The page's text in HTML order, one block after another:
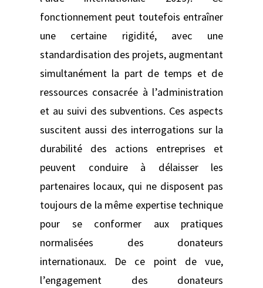
fonctionnement peut toutefois entraîner
une certaine rigidité, avec une
standardisation des projets, augmentant
simultanément la part de temps et de
ressources consacrée à l’administration
et au suivi des subventions. Ces aspects
suscitent aussi des interrogations sur la
durabilité des actions entreprises et
peuvent conduire à délaisser les
partenaires locaux, qui ne disposent pas
toujours de la même expertise technique
pour se conformer aux pratiques
normalisées des donateurs
internationaux. De ce point de vue,
l’engagement des donateurs